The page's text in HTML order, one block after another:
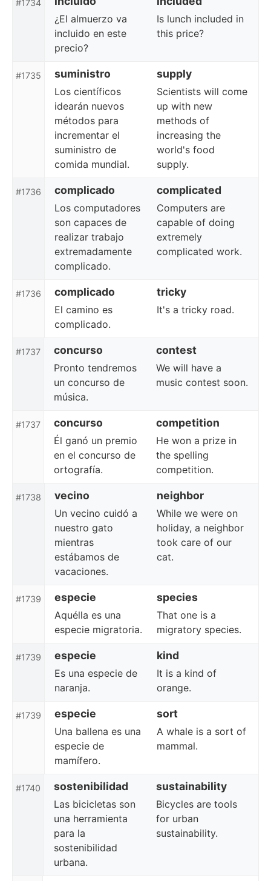
#1734
¿El almuerzo va
incluido en este
precio?
Is lunch included in
this price?
#1735 suministro supply
Los científicos
idearán nuevos
métodos para
incrementar el
suministro de
comida mundial.
Scientists will come
up with new
methods of
increasing the
world's food
supply.
#1736 complicado complicated
Los computadores
son capaces de
realizar trabajo
extremadamente
complicado.
Computers are
capable of doing
extremely
complicated work.
#1736 complicado tricky
El camino es
complicado.
It's a tricky road.
#1737 concurso contest
Pronto tendremos
un concurso de
música.
We will have a
music contest soon.
#1737 concurso competition
Él ganó un premio
en el concurso de
ortografía.
He won a prize in
the spelling
competition.
#1738 vecino neighbor
Un vecino cuidó a
nuestro gato
mientras
estábamos de
vacaciones.
While we were on
holiday, a neighbor
took care of our
cat.
#1739 especie species
Aquélla es una
especie migratoria.
That one is a
migratory species.
#1739 especie kind
Es una especie de
naranja.
It is a kind of
orange.
#1739 especie sort
Una ballena es una
especie de
mamífero.
A whale is a sort of
mammal.
#1740 sostenibilidad sustainability
Las bicicletas son
una herramienta
para la
sostenibilidad
urbana.
Bicycles are tools
for urban
sustainability.